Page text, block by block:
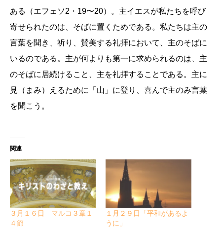
ある（エフェソ2・19〜20）。主イエスが私たちを呼び
寄せられたのは、そばに置くためである。私たちは主の
言葉を聞き、祈り、賛美する礼拝において、主のそばに
いるのである。主が何よりも第一に求められるのは、主
のそばに居続けること、主を礼拝することである。主に
見（まみ）えるために「山」に登り、喜んで主のみ言葉
を聞こう。
関連
３月１６日 マルコ３章１
４節
１月２９日「平和があるよ
うに」